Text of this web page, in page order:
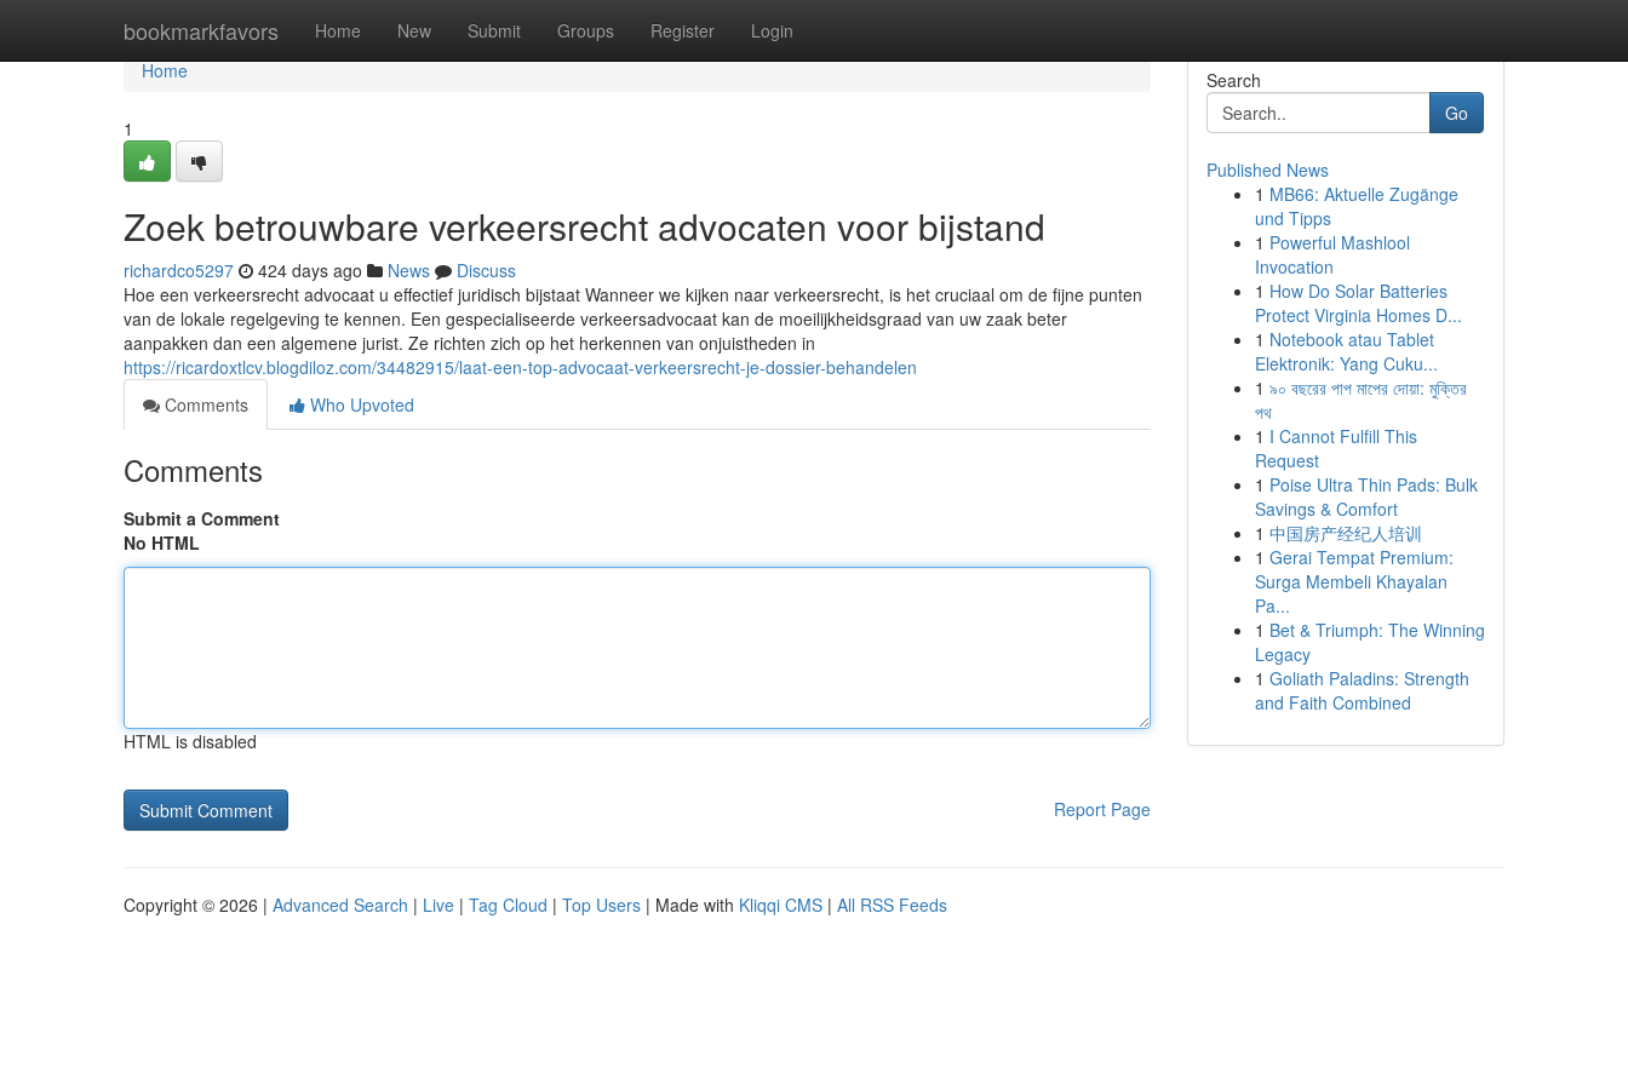
bookmarkfavors Home New Submit Groups Register Login
Home
Home
1
Zoek betrouwbare verkeersrecht advocaten voor bijstand
richardco5297 424 days ago News
Discuss
Hoe een verkeersrecht advocaat u effectief juridisch bijstaat Wanneer we kijken naar verkeersrecht, is het cruciaal om de fijne punten
van de lokale regelgeving te kennen. Een gespecialiseerde verkeersadvocaat kan de moeilijkheidsgraad van uw zaak beter
aanpakken dan een algemene jurist. Ze richten zich op het herkennen van onjuistheden in
https://ricardoxtlcv.blogdiloz.com/34482915/laat-een-top-advocaat-verkeersrecht-je-dossier-behandelen
Comments
Who Upvoted
Comments
Submit a Comment
No HTML
HTML is disabled
Report Page
Search
Go
Published News
1 MB66: Aktuelle Zugänge
und Tipps
1 Powerful Mashlool
Invocation
1 How Do Solar Batteries
Protect Virginia Homes D...
1 Notebook atau Tablet
Elektronik: Yang Cuku...
1 ৯০ বছরের পাপ মাপের দোয়া: মুক্তির
পথ
1 I Cannot Fulfill This
Request
1 Poise Ultra Thin Pads: Bulk
Savings & Comfort
1 中国房产经纪人培训
1 Gerai Tempat Premium:
Surga Membeli Khayalan
Pa...
1 Bet & Triumph: The Winning
Legacy
1 Goliath Paladins: Strength
and Faith Combined
Copyright © 2026 | Advanced Search | Live | Tag Cloud | Top Users | Made with Kliqqi CMS | All RSS Feeds